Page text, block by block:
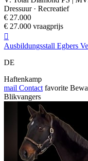
Dressuur · Recreatief
€ 27.000
€ 27.000 vraagprijs

Ausbildungsstall Egbers
DE
Haftenkamp
mail Contact favorite
Blikvangers